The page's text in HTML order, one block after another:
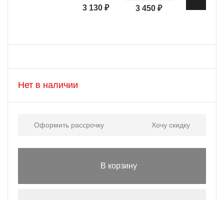
3 130 ₽ 3 450 ₽
Нет в наличии
Оформить рассрочку Хочу скидку
В корзину